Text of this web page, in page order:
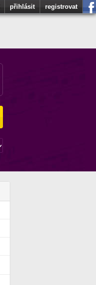
přihlásit registrovat